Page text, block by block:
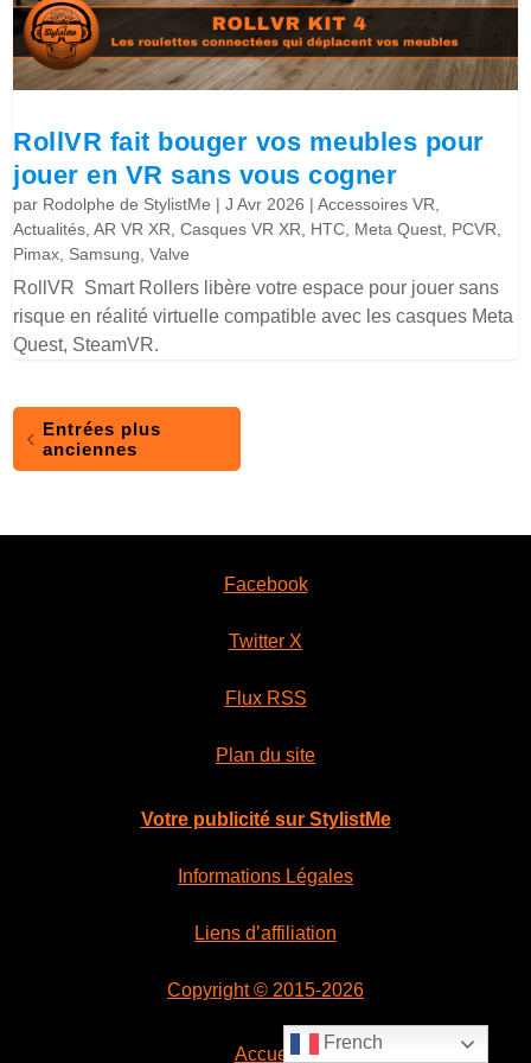
RollVR fait bouger vos meubles pour
jouer en VR sans vous cogner
par Rodolphe de StylistMe |J Avr 2026 |Accessoires VR,
Actualités,AR VR XR,Casques VR XR, HTC, Meta Quest, PCVR,
Pimax, Samsung,Valve
RollVR Smart Rollers libère votre espace pour jouer sans
risque en réalité virtuelle compatible avec les casques Meta
Quest, SteamVR.
Entrées plus
anciennes
Facebook
Twitter X
Flux RSS
Plan du site
Votre publicité sur StylistMe
Informations Légales
Liens d’affiliation
Copyright © 2015-2026
Accueil
French